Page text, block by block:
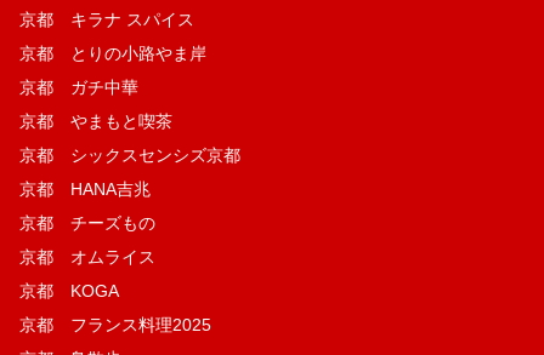
京都 キラナ スパイス
京都 とりの小路やま岸
京都 ガチ中華
京都 やまもと喫茶
京都 シックスセンシズ京都
京都 HANA吉兆
京都 チーズもの
京都 オムライス
京都 KOGA
京都 フランス料理2025